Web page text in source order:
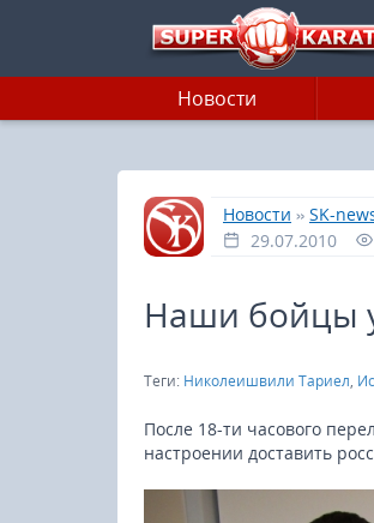
Новости
Главная
»
Новости » SK-
29.07.2010
Наши бойцы
Теги: Николеишвили Тариел,
После 18-ти часового
настроении доставить